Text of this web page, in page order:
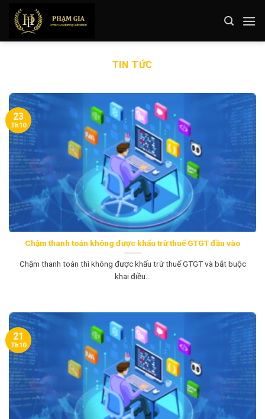
content
TIN TỨC
Chậm thanh toán không được khấu trừ thuế GTGT đầu vào
Chậm thanh toán thì không được khấu trừ thuế GTGT và bắt buộc
khai điều...
23
Th10
21
Th10